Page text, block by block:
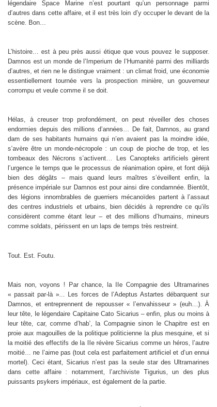
légendaire Space Marine n’est pourtant qu’un personnage parmi
d’autres dans cette affaire, et il est très loin d’y occuper le devant de la
scène. Bon…
L’histoire… est à peu près aussi étique que vous pouvez le supposer.
Damnos est un monde de l’Imperium de l’Humanité parmi des milliards
d’autres, et rien ne le distingue vraiment : un climat froid, une économie
essentiellement tournée vers la prospection minière, un gouverneur
corrompu et veule comme il se doit.
Hélas, à creuser trop profondément, on peut réveiller des choses
endormies depuis des millions d’années… De fait, Damnos, au grand
dam de ses habitants humains qui n’en avaient pas la moindre idée,
s’avère être un monde-nécropole : un coup de pioche de trop, et les
tombeaux des Nécrons s’activent… Les Canopteks artificiels gèrent
l’urgence le temps que le processus de réanimation opère, et font déjà
bien des dégâts – mais quand leurs maîtres s’éveillent enfin, la
présence impériale sur Damnos est pour ainsi dire condamnée. Bientôt,
des légions innombrables de guerriers mécanoïdes partent à l’assaut
des centres industriels et urbains, bien décidés à reprendre ce qu’ils
considèrent comme étant leur – et des millions d’humains, mineurs
comme soldats, périssent en un laps de temps très restreint.
Tout. Est. Foutu.
Mais non, voyons ! Par chance, la IIe Compagnie des Ultramarines
« passait par-là »... Les forces de l’Adeptus Astartes débarquent sur
Damnos, et entreprennent de repousser « l’envahisseur » (euh…). À
leur tête, le légendaire Capitaine Cato Sicarius – enfin, plus ou moins à
leur tête, car, comme d’hab’, la Compagnie sinon le Chapitre est en
proie aux magouilles de la politique politicienne la plus mesquine, et si
la moitié des effectifs de la IIe révère Sicarius comme un héros, l’autre
moitié… ne l’aime pas (tout cela est parfaitement artificiel et d’un ennui
mortel). Ceci étant, Sicarius n’est pas la seule star des Ultramarines
dans cette affaire : notamment, l’archiviste Tigurius, un des plus
puissants psykers impériaux, est également de la partie.